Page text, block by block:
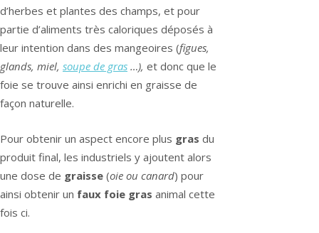
d’herbes et plantes des champs, et pour
partie d’aliments très caloriques déposés à
leur intention dans des mangeoires (figues,
glands, miel, soupe de gras …), et donc que le
foie se trouve ainsi enrichi en graisse de
façon naturelle.
Pour obtenir un aspect encore plus gras du
produit final, les industriels y ajoutent alors
une dose de graisse (oie ou canard) pour
ainsi obtenir un faux foie gras animal cette
fois ci.